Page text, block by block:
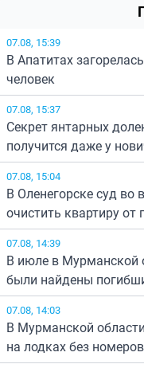
07.08, 15:39
В Апатитах
человек
07.08, 15:37
Секрет янтарных
получится даже у
07.08, 15:04
В Оленегорске суд во
очистить квартиру
07.08, 14:39
В июле в Мурманской
были найдены
07.08, 14:03
В Мурманской
на лодках без номеров